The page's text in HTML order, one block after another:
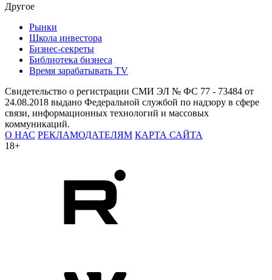
Другое
Рынки
Школа инвестора
Бизнес-секреты
Библиотека бизнеса
Время зарабатывать TV
Свидетельство о регистрации СМИ ЭЛ № ФС 77 - 73484 от
24.08.2018 выдано Федеральной службой по надзору в сфере
связи, информационных технологий и массовых
коммуникаций.
О НАС РЕКЛАМОДАТЕЛЯМ КАРТА САЙТА
18+